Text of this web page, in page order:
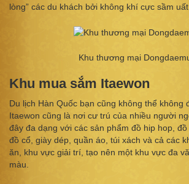
lòng” các du khách bởi không khí cực sầm
Khu thương mại
Khu mua sắm Itaewon
Du lịch Hàn Quốc bạn cũng không thể không
Itaewon cũng là nơi cư trú của nhiều người
đây đa dạng với các sản phẩm đồ hip hop, đồ
đồ cổ, giày dép, quần áo, túi xách và cả các
ăn, khu vực giải trí, tạo nên một khu vực đa
màu.